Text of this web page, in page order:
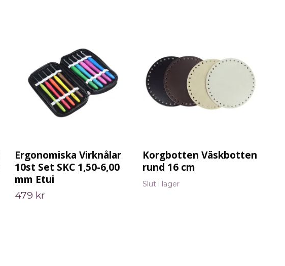
Ergonomiska Virknålar
10st Set SKC 1,50-6,00
mm Etui
479 kr
Korgbotten Väskbotten
rund 16 cm
Slut i lager